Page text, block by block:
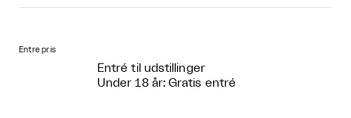
Entre pris
Entré til udstillinger
Under 18 år: Gratis entré